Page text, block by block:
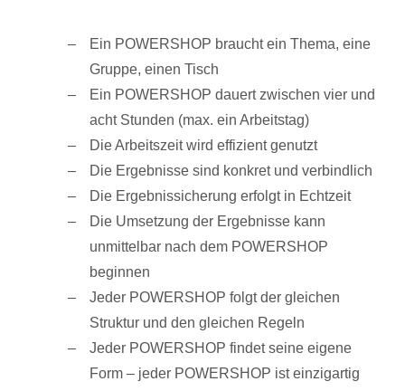
Ein POWERSHOP braucht ein Thema, eine
Gruppe, einen Tisch
Ein POWERSHOP dauert zwischen vier und
acht Stunden (max. ein Arbeitstag)
Die Arbeitszeit wird effizient genutzt
Die Ergebnisse sind konkret und verbindlich
Die Ergebnissicherung erfolgt in Echtzeit
Die Umsetzung der Ergebnisse kann
unmittelbar nach dem POWERSHOP
beginnen
Jeder POWERSHOP folgt der gleichen
Struktur und den gleichen Regeln
Jeder POWERSHOP findet seine eigene
Form – jeder POWERSHOP ist einzigartig